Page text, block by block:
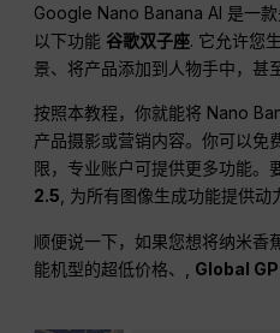
Google Nano Banana AI 是一
以下功能 谷歌双子座. 它允许您
景、将产品添加到人物手中，甚
按照本教程，你就能将 Nano
产品摄影或营销内容。你可以免
限，专业账户可提供更多功能。
2.5 , 为所有图像生成功能提供动
顺便说一下，如果您想将纳米香
能机型的超低价格、, Global